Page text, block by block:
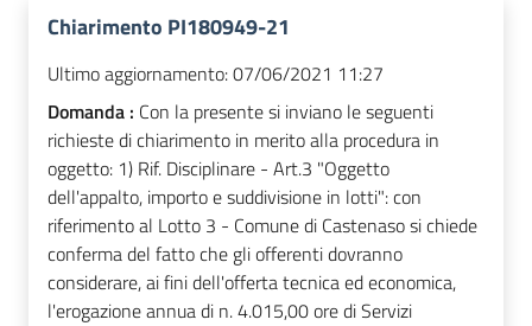
Chiarimento PI180949-21
Ultimo aggiornamento:07/06/2021 11:27
Domanda : Con la presente si inviano le seguenti
richieste di chiarimento in merito alla procedura in
oggetto: 1) Rif. Disciplinare - Art.3 "Oggetto
dell'appalto, importo e suddivisione in lotti": con
riferimento al Lotto 3 - Comune di Castenaso si chiede
conferma del fatto che gli offerenti dovranno
considerare, ai fini dell'offerta tecnica ed economica,
l'erogazione annua di n. 4.015,00 ore di Servizi